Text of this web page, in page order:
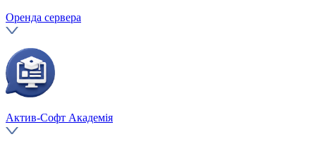
Оренда сервера
Актив-Софт Академія